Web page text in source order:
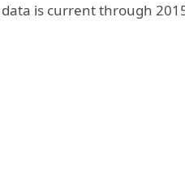
is current through